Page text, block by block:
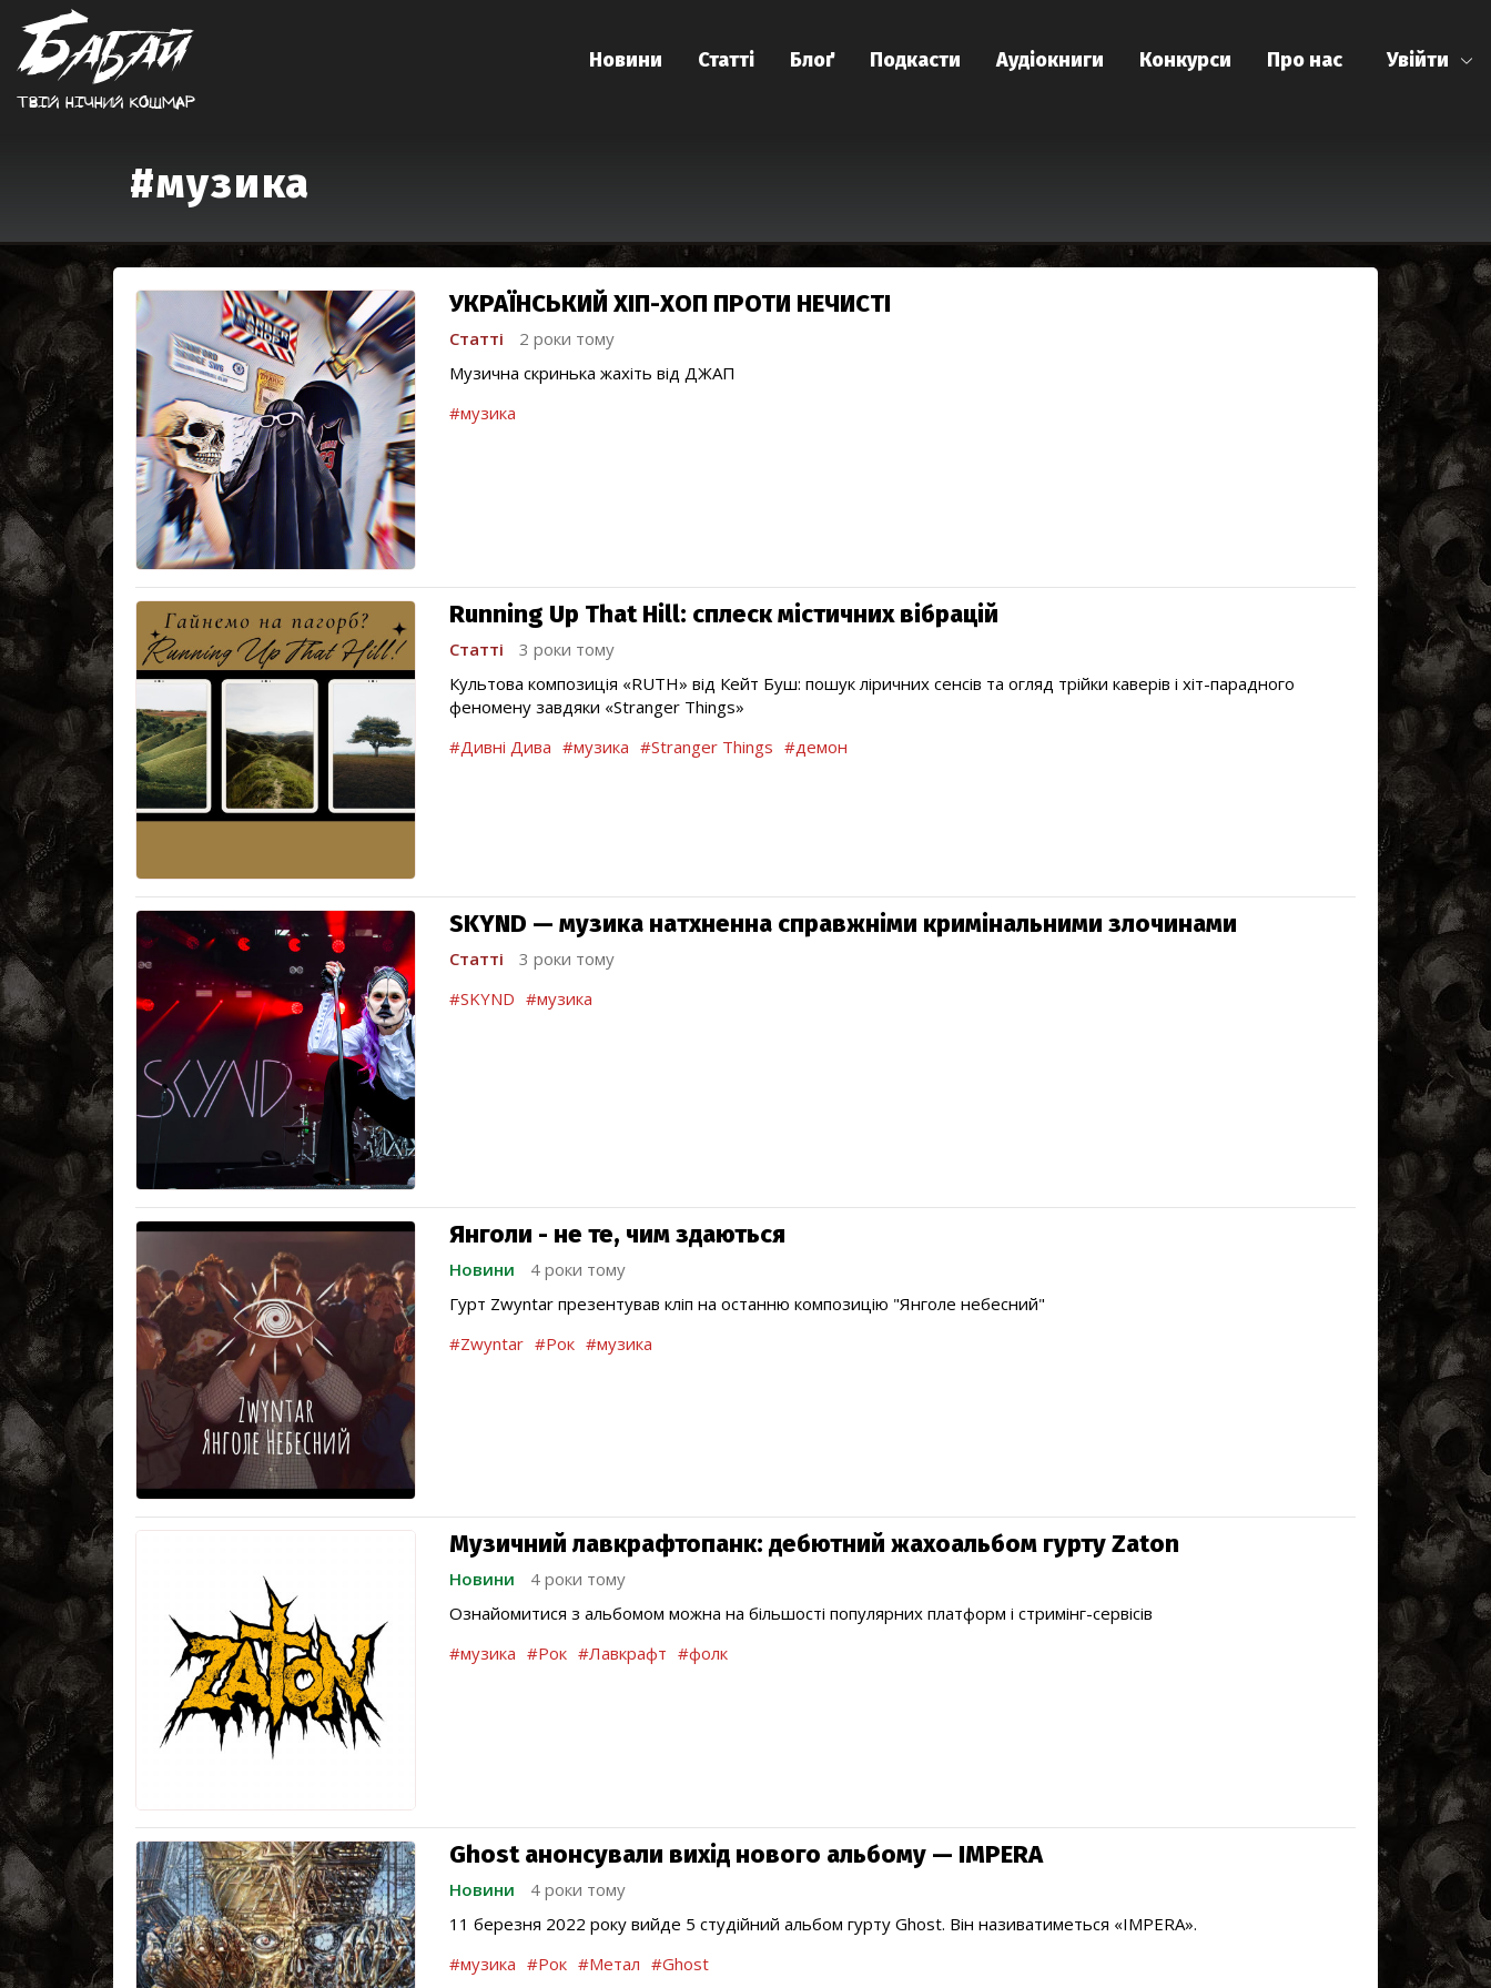
Твiй нiчний кошмар
Увійти
Новини Статті Блоґ Подкасти Аудіокниги Конкурси Про нас
#музика
УКРАЇНСЬКИЙ ХІП-ХОП ПРОТИ НЕЧИСТІ
Статті
2 роки тому
Музична скринька жахіть від ДЖАП
#музика
Running Up That Hill: сплеск містичних вібрацій
Статті
3 роки тому
Культова композиція «RUTH» від Кейт Буш: пошук ліричних сенсів та огляд трійки каверів і хіт-парадного
феномену завдяки «Stranger Things»
#Дивні Дива #музика #Stranger Things #демон
SKYND — музика натхненна справжніми кримінальними злочинами
Статті
3 роки тому
#SKYND #музика
Янголи - не те, чим здаються
Новини
4 роки тому
Гурт Zwyntar презентував кліп на останню композицію "Янголе небесний"
#Zwyntar #Рок #музика
Музичний лавкрафтопанк: дебютний жахоальбом гурту Zaton
Новини
4 роки тому
Ознайомитися з альбомом можна на більшості популярних платформ і стримінг-сервісів
#музика #Рок #Лавкрафт #фолк
Ghost анонсували вихід нового альбому — IMPERA
Новини
4 роки тому
11 березня 2022 року вийде 5 студійний альбом гурту Ghost. Він називатиметься «IMPERA».
#музика #Рок #Метал #Ghost